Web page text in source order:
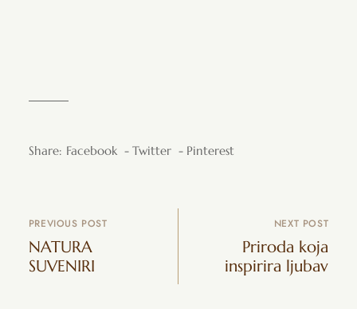
Share: Facebook Twitter Pinterest
PREVIOUS POST
NATURA
SUVENIRI
NEXT POST
Priroda koja
inspirira ljubav